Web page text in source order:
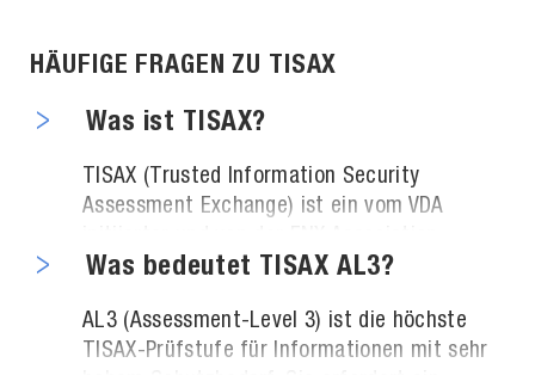
HÄUFIGE FRAGEN ZU TISAX
Was ist TISAX?
TISAX (Trusted Information Security
Assessment Exchange) ist ein vom VDA
betriebener Prüf- und Austauschstandard für
Automobilindustrie. Der Prüfkatalog VDA-ISA
baut auf ISO 27001 auf und ergänzt diesen
Was bedeutet TISAX AL3?
AL3 (Assessment-Level 3) ist die höchste
TISAX-Prüfstufe für Informationen mit sehr